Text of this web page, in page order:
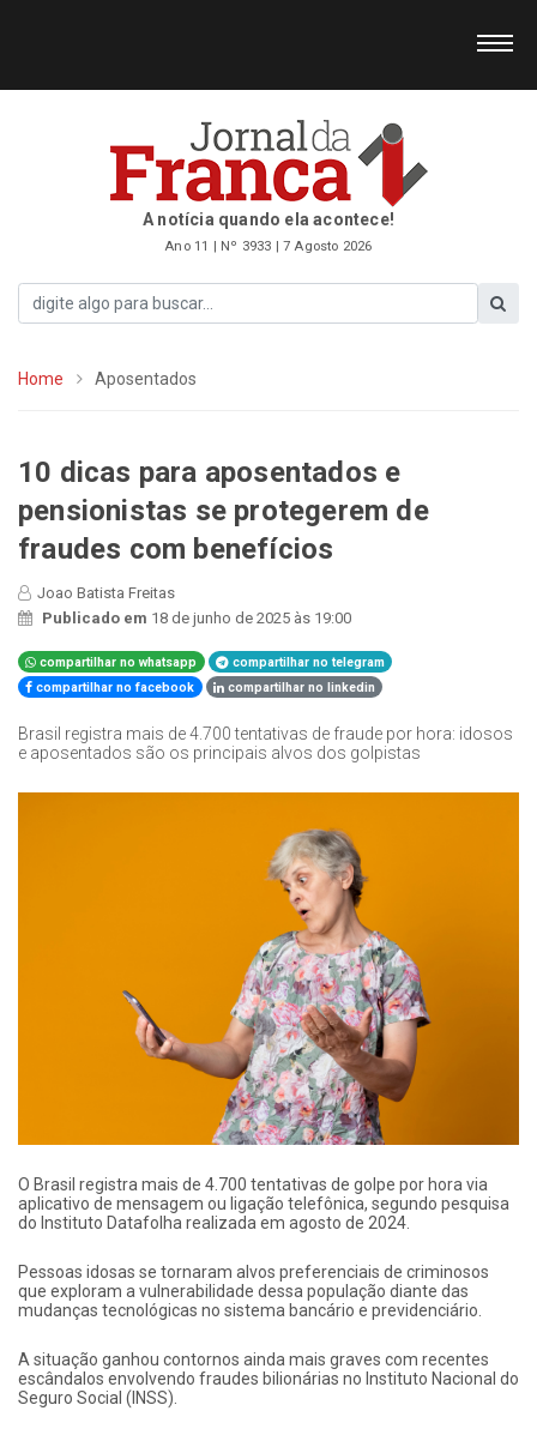
A notícia quando ela acontece!
Ano 11 | Nº 3933 | 7 Agosto 2026
Home Aposentados
10 dicas para aposentados e
pensionistas se protegerem de
fraudes com benefícios
Joao Batista Freitas
Publicado em 18 de junho de 2025 às 19:00
compartilhar no whatsapp
compartilhar no telegram
compartilhar no facebook
compartilhar no linkedin
Brasil registra mais de 4.700 tentativas de fraude por hora: idosos
e aposentados são os principais alvos dos golpistas
O Brasil registra mais de 4.700 tentativas de golpe por hora via
aplicativo de mensagem ou ligação telefônica, segundo pesquisa
do Instituto Datafolha realizada em agosto de 2024.
Pessoas idosas se tornaram alvos preferenciais de criminosos
que exploram a vulnerabilidade dessa população diante das
mudanças tecnológicas no sistema bancário e previdenciário.
A situação ganhou contornos ainda mais graves com recentes
escândalos envolvendo fraudes bilionárias no Instituto Nacional do
Seguro Social (INSS).